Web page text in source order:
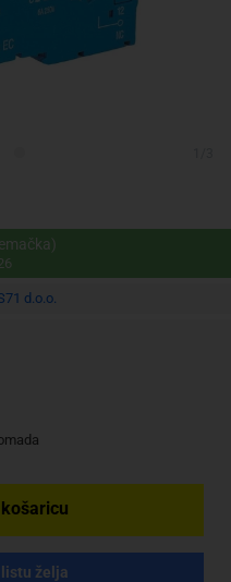
d.o.o.
želja